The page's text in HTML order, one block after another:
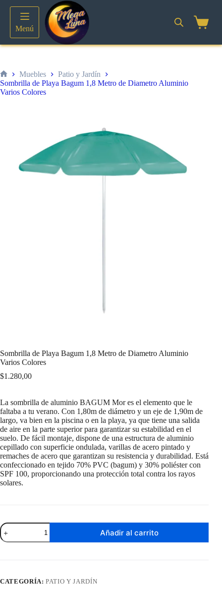
contenido
Menú
Inicio
Muebles
Patio y Jardín
Sombrilla de Playa Bagum 1,8 Metro de Diametro Aluminio
Varios Colores
Sombrilla de Playa Bagum 1,8 Metro de Diametro Aluminio
Varios Colores
$1.280,00
La sombrilla de aluminio BAGUM Mor es el elemento que le
faltaba a tu verano. Con 1,80m de diámetro y un eje de 1,90m de
largo, va bien en la piscina o en la playa, ya que tiene una salida
de aire en la parte superior para garantizar su estabilidad en el
suelo. De fácil montaje, dispone de una estructura de aluminio
cepillado con superficie ondulada, varillas de acero pintado y
remaches de acero que garantizan su resistencia y durabilidad. Está
confeccionado en tejido 70% PVC (bagum) y 30% poliéster con
SPF 100, proporcionando una protección total contra los rayos
solares.
Sombrilla
de
Playa
Diametro
Añadir al carrito
CATEGORÍA:PATIO Y JARDÍN